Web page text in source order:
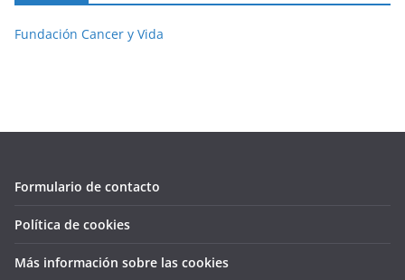
Fundación Cancer y Vida
Formulario de contacto
Política de cookies
Más información sobre las cookies